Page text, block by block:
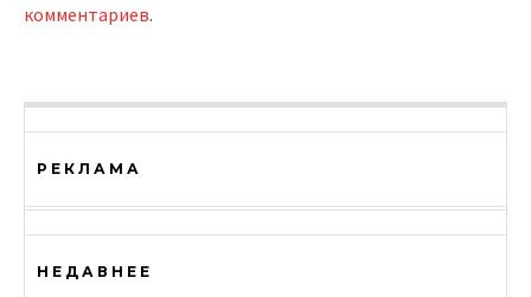
комментариев.
РЕКЛАМА
НЕДАВНЕЕ